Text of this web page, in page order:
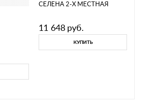
СЕЛЕНА 2-Х МЕСТНАЯ
11 648 руб.
КУПИТЬ